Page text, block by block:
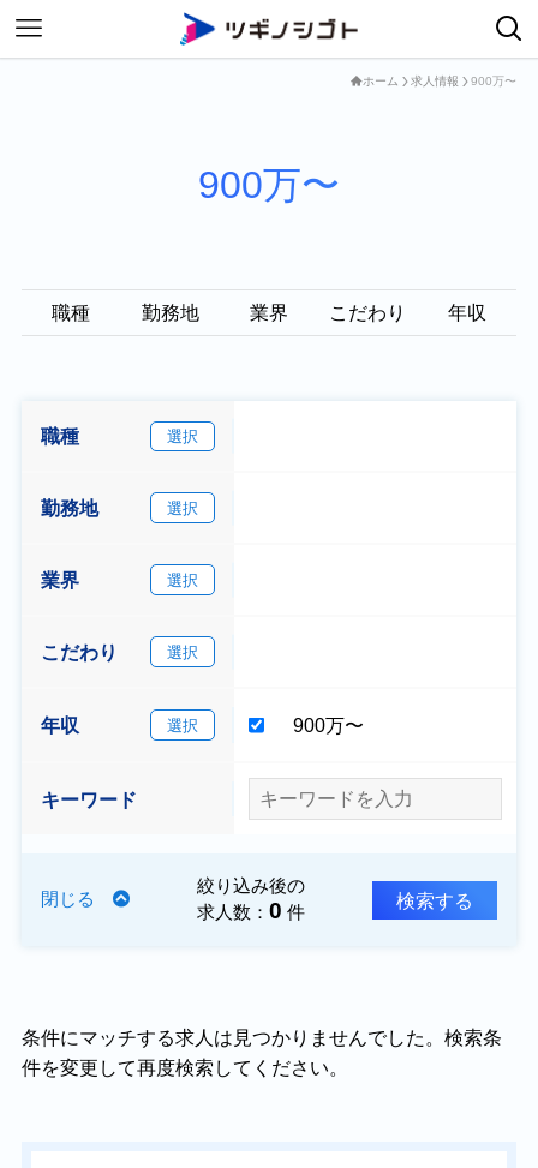
ホーム 求人情報 900万〜
900万〜
職種 勤務地 業界 こだわり 年収
職種 選択
勤務地 選択
業界 選択
こだわり 選択
年収 選択 900万〜
キーワード
閉じる
絞り込み後の
求人数：0 件
検索する
条件にマッチする求人は見つかりませんでした。検索条
件を変更して再度検索してください。